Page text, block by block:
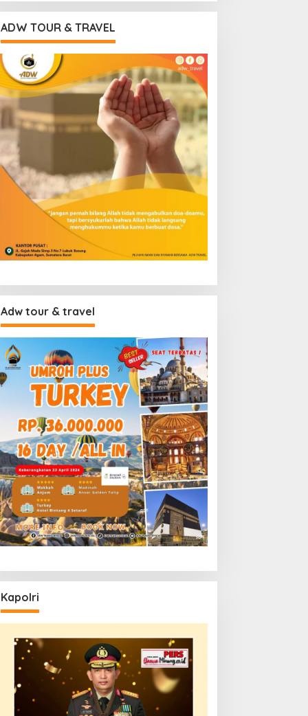
ADW TOUR & TRAVEL
Adw tour & travel
Kapolri